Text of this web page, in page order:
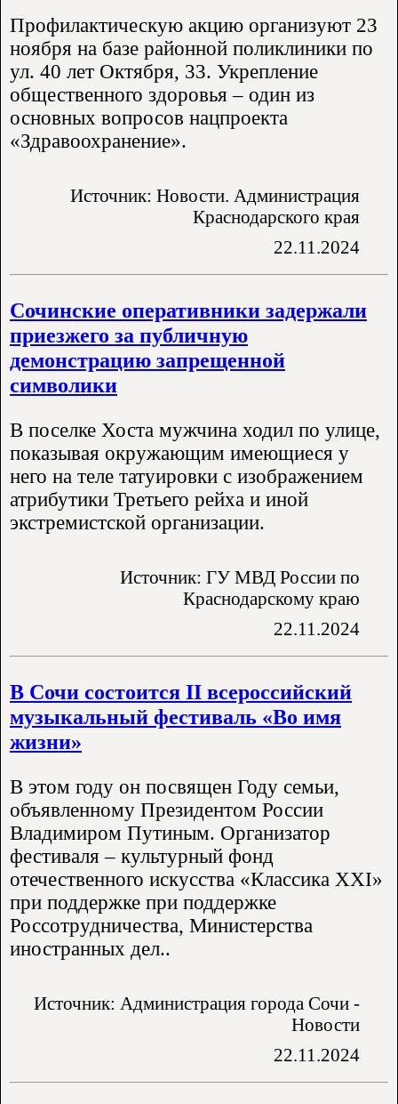
Профилактическую акцию организуют 23
ноября на базе районной поликлиники по
ул. 40 лет Октября, 33. Укрепление
общественного здоровья – один из
основных вопросов нацпроекта
«Здравоохранение».
Источник: Новости. Администрация
Краснодарского края
22.11.2024
Сочинские оперативники задержали
приезжего за публичную
демонстрацию запрещенной
символики
В поселке Хоста мужчина ходил по улице,
показывая окружающим имеющиеся у
него на теле татуировки с изображением
атрибутики Третьего рейха и иной
экстремистской организации.
Источник: ГУ МВД России по
Краснодарскому краю
22.11.2024
В Сочи состоится II всероссийский
музыкальный фестиваль «Во имя
жизни»
В этом году он посвящен Году семьи,
объявленному Президентом России
Владимиром Путиным. Организатор
фестиваля – культурный фонд
отечественного искусства «Классика XXI»
при поддержке при поддержке
Россотрудничества, Министерства
иностранных дел..
Источник: Администрация города Сочи -
Новости
22.11.2024